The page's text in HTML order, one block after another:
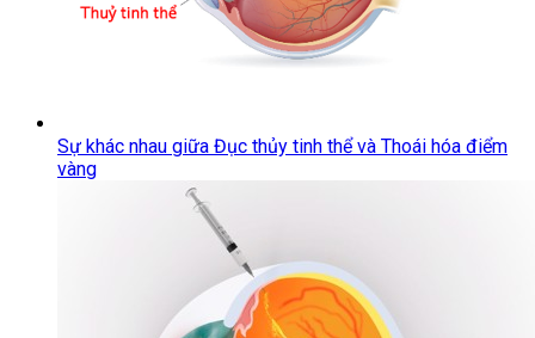
Sự khác nhau giữa Đục thủy tinh thể và Thoái hóa điểm
vàng